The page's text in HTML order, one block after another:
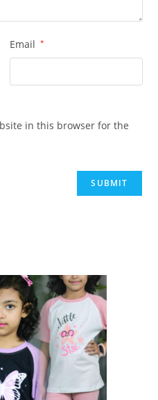
Email *
in this browser for the